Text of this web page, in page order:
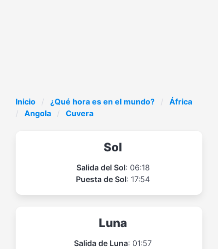
Inicio ¿Qué hora es en el mundo?
África
Angola
Cuvera
Sol
Salida del Sol: 06:18
Puesta de Sol: 17:54
Luna
Salida de Luna: 01:57